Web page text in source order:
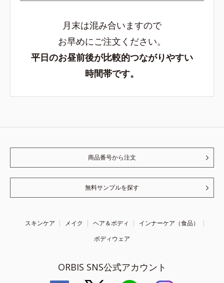
月末は混み合いますので
お早めにご注文ください。
平日のお昼前後が比較的つながりやすい
時間帯です。
商品番号から注文
無料サンプルを探す
スキンケア メイク ヘア＆ボディ
インナーケア（食品）
ボディウェア
ORBIS SNS公式アカウント